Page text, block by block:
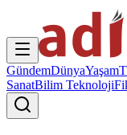
GündemDünyaYaşam
SanatBilim Teknoloji